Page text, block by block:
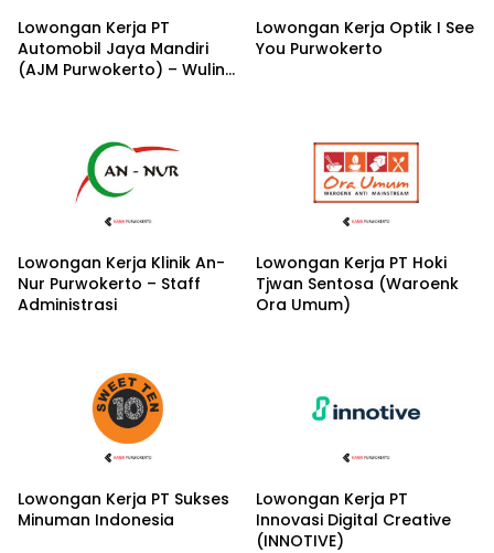
Lowongan Kerja PT
Automobil Jaya Mandiri
(AJM Purwokerto) – Wuling
Lowongan Kerja Optik I See
You Purwokerto
Lowongan Kerja Klinik An-
Nur Purwokerto – Staff
Administrasi
Lowongan Kerja PT Hoki
Tjwan Sentosa (Waroenk
Ora Umum)
Lowongan Kerja PT Sukses
Minuman Indonesia
Lowongan Kerja PT
Innovasi Digital Creative
(INNOTIVE)